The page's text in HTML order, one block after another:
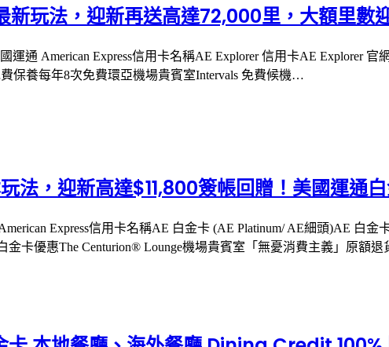
新玩法，迎新再送高達72,000里，大額里
通 American Express信用卡名稱AE Explorer 信用卡AE Explorer 官
保養每年8次免費環亞機場貴賓室Intervals 免費候機…
法，迎新高達$11,800簽帳回贈！美國運通
Express信用卡名稱AE 白金卡 (AE Platinum/ AE細頭)AE 白金
金卡優惠The Centurion® Lounge機場貴賓室「無憂消費主義」原額